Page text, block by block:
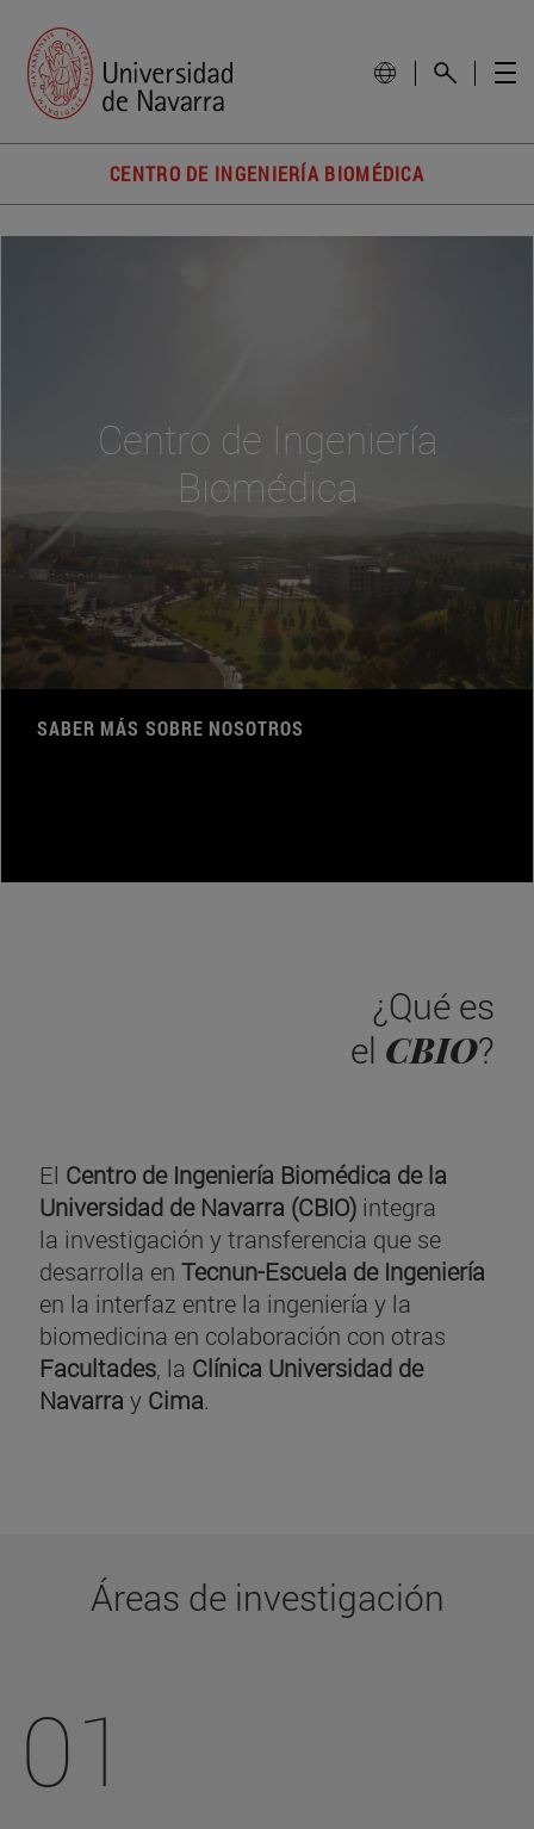
CENTRO DE INGENIERÍA BIOMÉDICA
Centro de Ingeniería
Biomédica
SABER MÁS SOBRE NOSOTROS
¿Qué es
el CBIO?
El Centro de Ingeniería Biomédica de la
Universidad de Navarra (CBIO) integra
la investigación y transferencia que se
desarrolla en Tecnun-Escuela de Ingeniería
en la interfaz entre la ingeniería y la
biomedicina en colaboración con otras
Facultades, la Clínica Universidad de
Navarra y Cima.
Áreas de investigación
01